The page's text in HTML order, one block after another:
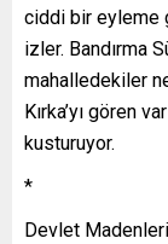
ciddi bir eyleme
izler. Bandırma
mahalledekiler
Kırka’yı gören
kusturuyor.
*
Devlet